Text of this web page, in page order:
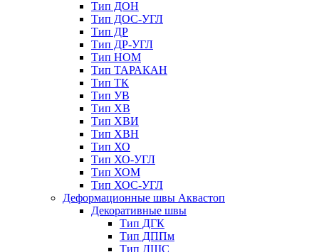
Тип ДОН
Тип ДОС-УГЛ
Тип ДР
Тип ДР-УГЛ
Тип НОМ
Тип ТАРАКАН
Тип ТК
Тип УВ
Тип ХВ
Тип ХВИ
Тип ХВН
Тип ХО
Тип ХО-УГЛ
Тип ХОМ
Тип ХОС-УГЛ
Деформационные швы Аквастоп
Декоративные швы
Тип ДГК
Тип ДППм
Тип ДШС